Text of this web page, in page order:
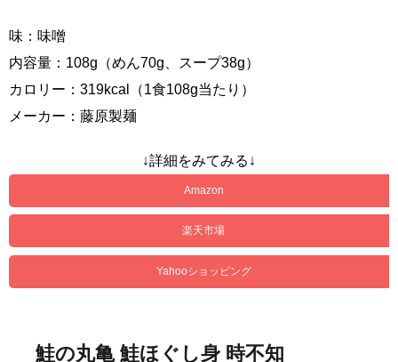
味：味噌
内容量：108g（めん70g、スープ38g）
カロリー：319kcal（1食108g当たり）
メーカー：藤原製麺
↓詳細をみてみる↓
Amazon
楽天市場
Yahooショッピング
鮭の丸亀 鮭ほぐし身 時不知